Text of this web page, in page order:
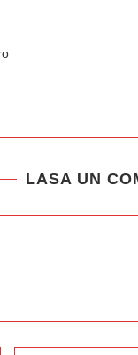
LASA UN